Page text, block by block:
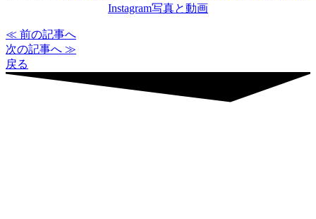
Instagram写真と動画
≪ 前の記事へ
次の記事へ ≫
戻る